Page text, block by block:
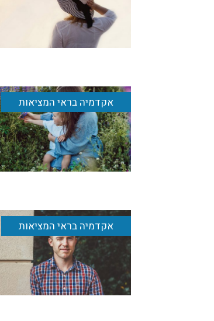
אקדמיה בראי המציאות
אקדמיה בראי המציאות